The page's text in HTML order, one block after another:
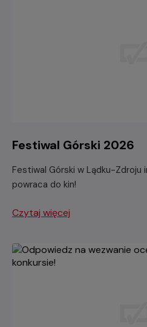
Festiwal Górski 2026
Festiwal Górski w Lądku-Zdroju
powraca do kin!
Czytaj więcej